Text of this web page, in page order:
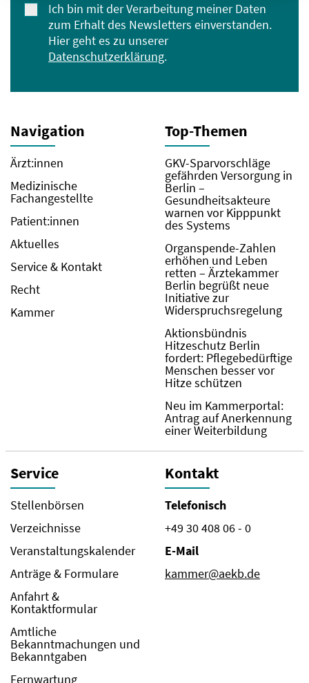
Ich bin mit der Verarbeitung meiner Daten
zum Erhalt des Newsletters einverstanden.
Hier geht es zu unserer
Datenschutzerklärung.
Navigation
Ärzt:innen
Medizinische
Fachangestellte
Patient:innen
Aktuelles
Service & Kontakt
Recht
Kammer
Top-Themen
GKV-Sparvorschläge
gefährden Versorgung in
Berlin –
Gesundheitsakteure
warnen vor Kipppunkt
des Systems
Organspende-Zahlen
erhöhen und Leben
retten – Ärztekammer
Berlin begrüßt neue
Initiative zur
Widerspruchsregelung
Aktionsbündnis
Hitzeschutz Berlin
fordert: Pflegebedürftige
Menschen besser vor
Hitze schützen
Neu im Kammerportal:
Antrag auf Anerkennung
einer Weiterbildung
Service
Stellenbörsen
Verzeichnisse
Veranstaltungskalender
Anträge & Formulare
Anfahrt &
Kontaktformular
Amtliche
Bekanntmachungen und
Bekanntgaben
Fernwartung
Kontakt
Telefonisch
+49 30 408 06 - 0
E-Mail
kammer@aekb.de